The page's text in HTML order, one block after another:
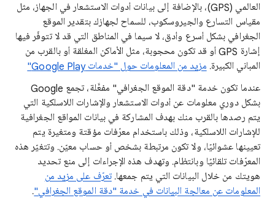
العالمي (GPS)، بالإضافة إلى بيانات أدوات الاستشعار في الجهاز، مثل
مقياس التسارع والجيروسكوب، للسماح لجهازك بتقدير الموقع
الجغرافي بشكل أسرع وأدق، لا سيما في المناطق التي قد لا تتوفّر فيها
إشارة GPS أو قد تكون محجوبة، مثل الأماكن المغلقة أو بالقرب من
المباني الكبيرة. مزيد من المعلومات حول "خدمات Google Play"
عندما تكون خدمة "دقة الموقع الجغرافي" مفعَّلة، تجمع Google
بشكل دوري معلومات عن أدوات الاستشعار والإشارات اللاسلكية التي
يتم رصدها بالقرب منك بهدف المشاركة في بيانات المواقع الجغرافية
للإشارات اللاسلكية، وذلك باستخدام معرّفات مؤقتة ومتغيرة يتم
تعيينها عشوائيًا، ولا تكون مرتبطة بشخص أو حساب معيّن. وتتغيّر هذه
المعرّفات تلقائيًا وبانتظام. وتهدف هذه الإجراءات إلى منع تحديد
هويتك من خلال البيانات التي يتم جمعها.تعرّف على مزيد من
المعلومات عن معالجة البيانات في خدمة "دقة الموقع الجغرافي".